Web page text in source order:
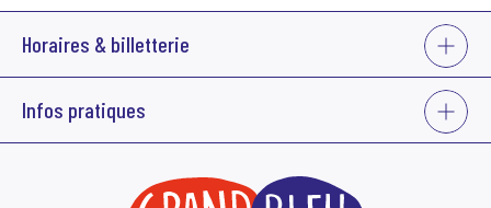
Horaires & billetterie
VOIR
PLUS
• du mardi au jeudi de 14h à 18h
• 1h avant les représentations
Infos pratiques
VOIR
PLUS
pour être confirmées. Aucun remboursement ne pourra être effectué.